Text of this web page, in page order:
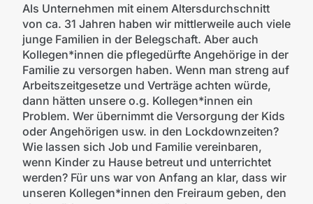
Als Unternehmen mit einem Altersdurchschnitt
von ca. 31 Jahren haben wir mittlerweile auch viele
junge Familien in der Belegschaft. Aber auch
Kollegen*innen die pflegedürfte Angehörige in der
Familie zu versorgen haben. Wenn man streng auf
Arbeitszeitgesetze und Verträge achten würde,
dann hätten unsere o.g. Kollegen*innen ein
Problem. Wer übernimmt die Versorgung der Kids
oder Angehörigen usw. in den Lockdownzeiten?
Wie lassen sich Job und Familie vereinbaren,
wenn Kinder zu Hause betreut und unterrichtet
werden? Für uns war von Anfang an klar, dass wir
unseren Kollegen*innen den Freiraum geben, den